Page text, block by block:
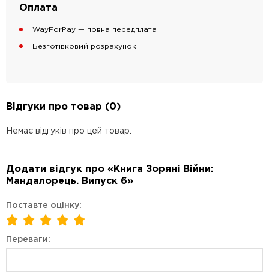
Оплата
WayForPay — повна передплата
Безготівковий розрахунок
Відгуки про товар (0)
Немає відгуків про цей товар.
Додати відгук про «Книга Зоряні Війни:
Мандалорець. Випуск 6»
Поставте оцінку:
Переваги: